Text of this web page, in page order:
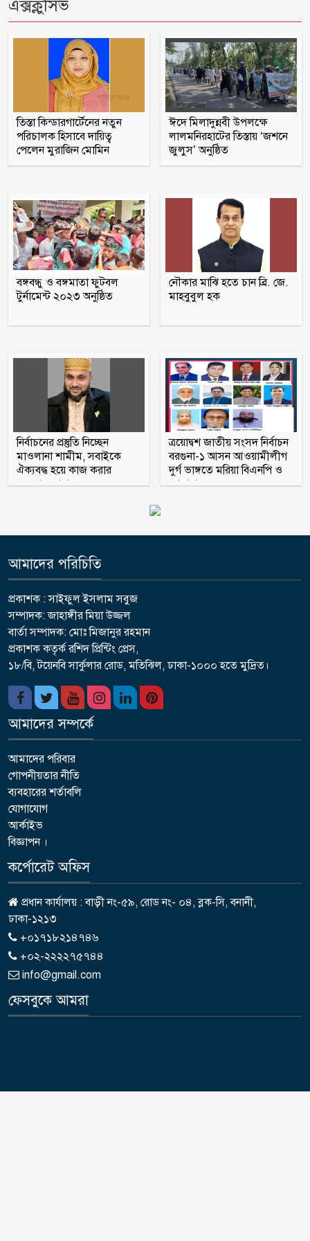
১/১১ তে তারেক রহমানকে ‘আয়নাঘরে’ বন্দি
রাখা হয়েছিল: চিফ প্রসিকিউটর
ঋণের বোঝা মাথায় নিয়ে সাগরে জেলেরা,
দেখা নেই কাঙ্ক্ষিত ইলিশের
বিবাহবিচ্ছেদের মামলা তুলে নিলেন বিজয়ের
কুপ্রস্তাবে রাজি না হওয়ায় ভাই-বোনসহ
তরুণীর চুল কেটে গাছে বেঁধে নির্যাতন
গণঅভ্যুত্থানের সঙ্গে প্রথম বেইমানি করেছেন
জামায়াত আমির: রাশেদ খান
এক্সক্লুসিভ
তিস্তা কিন্ডারগার্টেনের নতুন
পরিচালক হিসাবে দায়িত্ব
পেলেন মুরাজিন মোমিন
ঈদে মিলাদুন্নবী উপলক্ষে
লালমনিরহাটের তিস্তায় ‘জশনে
জুলুস’ অনুষ্ঠিত
বঙ্গবন্ধু ও বঙ্গমাতা ফুটবল
টুর্নামেন্ট ২০২৩ অনুষ্ঠিত
নৌকার মাঝি হতে চান ব্রি. জে.
মাহবুবুল হক
নির্বাচনের প্রস্তুতি নিচ্ছেন
মাওলানা শামীম, সবাইকে
ঐক্যবদ্ধ হয়ে কাজ করার
অহব্বান জানান
ত্রয়োদ্বশ জাতীয় সংসদ নির্বাচন
বরগুনা-১ আসন আওয়ামীলীগ
দুর্গ ভাঙ্গতে মরিয়া বিএনপি ও
জামায়াত
আমাদের পরিচিতি
প্রকাশক : সাইফুল ইসলাম সবুজ
সম্পাদক: জাহাঙ্গীর মিয়া উজ্জল
বার্তা সম্পাদক: মোঃ মিজানুর রহমান
প্রকাশক কতৃর্ক রশিদ প্রিন্টিং প্রেস,
১৮/বি, টয়েনবি সার্কুলার রোড, মতিঝিল, ঢাকা-১০০০ হতে মুদ্রিত।
আমাদের সম্পর্কে
আমাদের পরিবার
গোপনীয়তার নীতি
ব্যবহারের শর্তাবলি
যোগাযোগ
আর্কাইভ
বিজ্ঞাপন ।
কর্পোরেট অফিস
প্রধান কার্যালয় : বাড়ী নং-৫৯, রোড নং- ০৪, ব্লক-সি, বনানী,
ঢাকা-১২১৩
+০১৭১৮২১৪৭৪৬
+০২-২২২২৭৫৭৪৪
info@gmail.com
ফেসবুকে আমরা